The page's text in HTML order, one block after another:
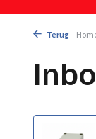
Terug